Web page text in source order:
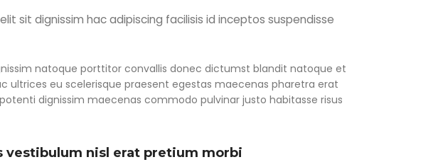
sit dignissim hac adipiscing facilisis id inceptos suspendisse
natoque porttitor convallis donec dictumst blandit natoque et
ultrices eu scelerisque praesent egestas maecenas pharetra erat
dignissim maecenas commodo pulvinar justo habitasse risus
vestibulum nisl erat pretium morbi